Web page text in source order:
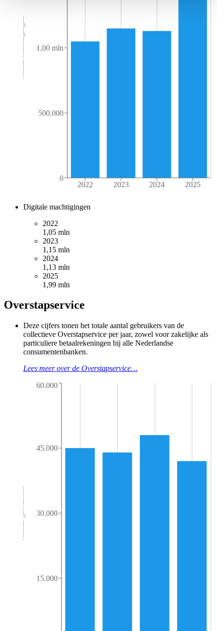
2022 2023 2024 2025
0
500.000
1,00 mln
Aantal machtigingen
Digitale machtigingen
2022
1,05 mln
2023
1,15 mln
2024
1,13 mln
2025
1,99 mln
Overstapservice
Deze cijfers tonen het totale aantal gebruikers van de
collectieve Overstapservice per jaar, zowel voor zakelijke als
particuliere betaalrekeningen bij alle Nederlandse
consumentenbanken.
Lees meer over de Overstapservice…
15.000
30.000
45.000
60.000
Aantal gebruikers